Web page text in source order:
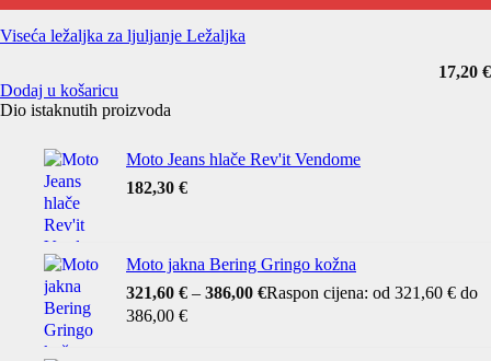
Viseća ležaljka za ljuljanje Ležaljka
17,20 €
Dodaj u košaricu
Dio istaknutih proizvoda
Moto Jeans hlače Rev'it Vendome
182,30 €
Moto jakna Bering Gringo kožna
321,60 € – 386,00 €Raspon cijena: od 321,60 € do
386,00 €